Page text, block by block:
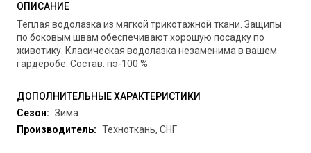
ОПИСАНИЕ
Теплая водолазка из мягкой трикотажной ткани. Защипы
по боковым швам обеспечивают хорошую посадку по
животику. Класическая водолазка незаменима в вашем
гардеробе. Состав: пэ-100 %
ДОПОЛНИТЕЛЬНЫЕ ХАРАКТЕРИСТИКИ
Сезон: Зима
Производитель: Техноткань, СНГ